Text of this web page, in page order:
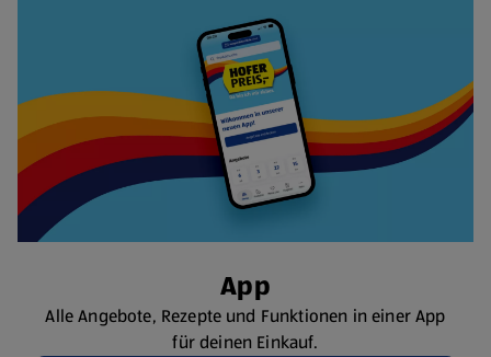
App
Alle Angebote, Rezepte und Funktionen in einer App
für deinen Einkauf.